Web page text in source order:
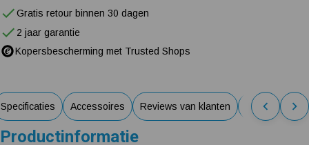
Gratis retour binnen 30 dagen
2 jaar garantie
Kopersbescherming met Trusted Shops
Specificaties Accessoires Reviews van klanten Veelgestelde
Productinformatie